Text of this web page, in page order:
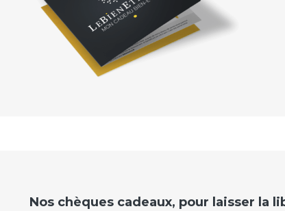
Nos chèques cadeaux, pour laisser la